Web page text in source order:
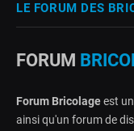
LE FORUM DES
FORUM
Forum Bricolageest
ainsi qu'un forum de